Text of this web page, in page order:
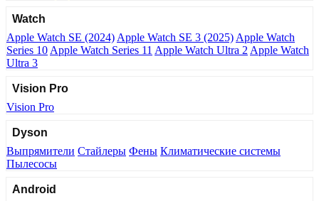
Watch
Apple Watch SE (2024) Apple Watch SE 3 (2025) Apple Watch
Series 10 Apple Watch Series 11 Apple Watch Ultra 2 Apple Watch
Ultra 3
Vision Pro
Vision Pro
Dyson
Выпрямители Стайлеры Фены Климатические системы
Пылесосы
Android